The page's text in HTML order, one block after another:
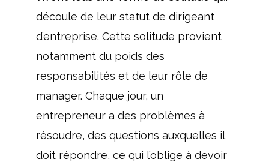
découle de leur statut de dirigeant
d’entreprise. Cette solitude provient
notamment du poids des
responsabilités et de leur rôle de
manager. Chaque jour, un
entrepreneur a des problèmes à
résoudre, des questions auxquelles il
doit répondre, ce qui l’oblige à devoir